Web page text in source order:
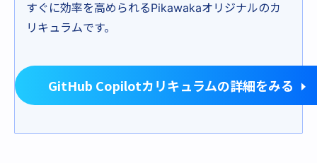
すぐに効率を高められるPikawakaオリジナルのカ
リキュラムです。
GitHub Copilotカリキュラムの詳細をみる